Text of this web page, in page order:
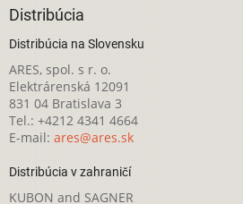
Distribúcia
Distribúcia na Slovensku
ARES, spol. s r. o.
Elektrárenská 12091
831 04 Bratislava 3
Tel.: +4212 4341 4664
E-mail: ares@ares.sk
Distribúcia v zahraničí
KUBON and SAGNER